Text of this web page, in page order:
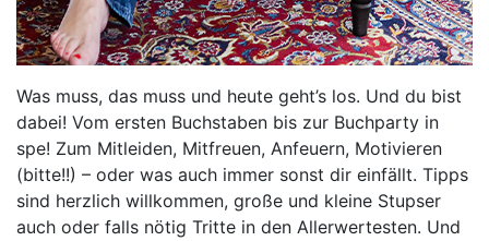
Was muss, das muss und heute geht’s los. Und du bist
dabei! Vom ersten Buchstaben bis zur Buchparty in
spe! Zum Mitleiden, Mitfreuen, Anfeuern, Motivieren
(bitte!!) – oder was auch immer sonst dir einfällt. Tipps
sind herzlich willkommen, große und kleine Stupser
auch oder falls nötig Tritte in den Allerwertesten. Und